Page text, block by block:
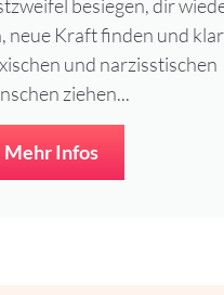
besiegen, dir
neue Kraft finden und
und narzisstischen
ziehen...
Mehr Infos